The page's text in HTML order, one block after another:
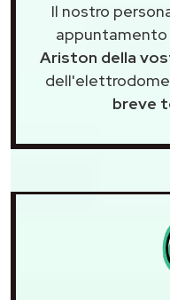
Il nostro
appuntamento
Ariston della
breve